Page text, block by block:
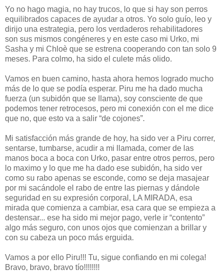
Yo no hago magia, no hay trucos, lo que si hay son perros
equilibrados capaces de ayudar a otros. Yo solo guío, leo y
dirijo una estrategia, pero los verdaderos rehabilitadores
son sus mismos congéneres y en este caso mi Urko, mi
Sasha y mi Chloè que se estrena cooperando con tan solo 9
meses. Para colmo, ha sido el culete más olido.
Vamos en buen camino, hasta ahora hemos logrado mucho
más de lo que se podía esperar. Piru me ha dado mucha
fuerza (un subidón que se llama), soy consciente de que
podemos tener retrocesos, pero mi conexión con el me dice
que no, que esto va a salir “de cojones”.
Mi satisfacción más grande de hoy, ha sido ver a Piru correr,
sentarse, tumbarse, acudir a mi llamada, comer de las
manos boca a boca con Urko, pasar entre otros perros, pero
lo maximo y lo que me ha dado ese subidón, ha sido ver
como su rabo apenas se esconde, como se deja masajear
por mi sacándole el rabo de entre las piernas y dándole
seguridad en su expresión corporal, LA MIRADA, esa
mirada que comienza a cambiar, esa cara que se empieza a
destensar... ese ha sido mi mejor pago, verle ir “contento”
algo más seguro, con unos ojos que comienzan a brillar y
con su cabeza un poco más erguida.
Vamos a por ello Piru!!! Tu, sigue confiando en mi colega!
Bravo, bravo, bravo tío!!!!!!!!